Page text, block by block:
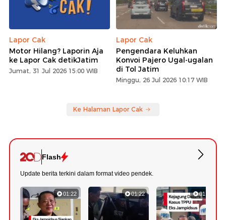
Lapor Cak
Motor Hilang? Laporin Aja
ke Lapor Cak detikJatim
Jumat, 31 Jul 2026 15:00 WIB
Lapor Cak
Pengendara Keluhkan
Konvoi Pajero Ugal-ugalan
di Tol Jatim
Minggu, 26 Jul 2026 10:17 WIB
Ke Halaman Lapor Cak
Flash
Update berita terkini dalam format video pendek.
01:22 01:22 01:18